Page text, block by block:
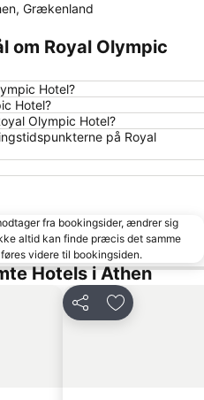
Vouliagmeni Beach
Aegina Port
Megaron - Athens International Conference Centre
Saronida
Sun Coast
Α Beach Voula
Moschato
Parthenon
Athens Railway Station - Stathmos Larisis
Agios Dimitrios Plakas
Grækenland
om Royal Olympic
Hotel?
Hotel?
Olympic Hotel?
på Royal
fra bookingsider, ændrer sig
altid kan finde præcis det samme
videre til bookingsiden.
Hotels i Athen
Del Føj til